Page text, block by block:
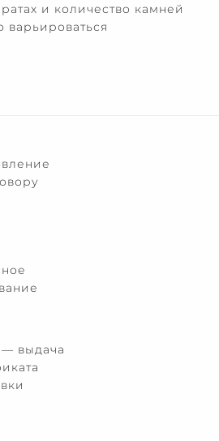
и количество камней
варьироваться
— выдача